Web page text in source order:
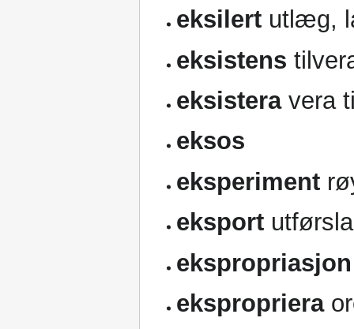
eksilert utlæg,
eksistens
eksisteravera
eksos
eksperiment
eksport utførsla
ekspropriasjon
ekspropriera